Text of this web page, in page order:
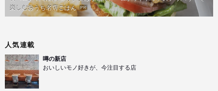
楽しむおうち名店ごはん PR
人気連載
噂の新店
おいしいモノ好きが、今注目する店